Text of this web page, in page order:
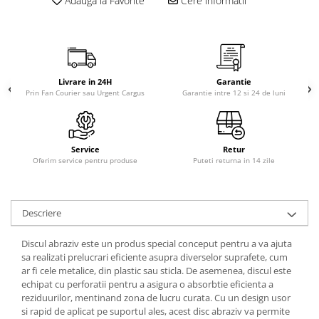
Livrare in 24H
Prin Fan Courier sau Urgent Cargus
Garantie
Garantie intre 12 si 24 de luni
Service
Oferim service pentru produse
Retur
Puteti returna in 14 zile
Descriere
Discul abraziv este un produs special conceput pentru a va ajuta
sa realizati prelucrari eficiente asupra diverselor suprafete, cum
ar fi cele metalice, din plastic sau sticla. De asemenea, discul este
echipat cu perforatii pentru a asigura o absorbtie eficienta a
reziduurilor, mentinand zona de lucru curata. Cu un design usor
si rapid de aplicat pe suportul ales, acest disc abraziv va permite